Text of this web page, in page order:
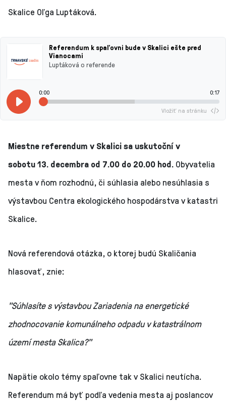
Skalice Oľga Luptáková.
Referendum k spaľovni bude v Skalici ešte pred
Vianocami
Luptáková o referende
0:00 0:17
Vložiť na stránku
Miestne referendum v Skalici sa uskutoční v
sobotu 13. decembra od 7.00 do 20.00 hod. Obyvatelia
mesta v ňom rozhodnú, či súhlasia alebo nesúhlasia s
výstavbou Centra ekologického hospodárstva v katastri
Skalice.
Nová referendová otázka, o ktorej budú Skaličania
hlasovať, znie:
"Súhlasíte s výstavbou Zariadenia na energetické
zhodnocovanie komunálneho odpadu v katastrálnom
území mesta Skalica?"
Napätie okolo témy spaľovne tak v Skalici neutícha.
Referendum má byť podľa vedenia mesta aj poslancov